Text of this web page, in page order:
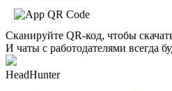
Сканируйте QR-код, чтобы
И чаты с работодателями всегда
HeadHunter